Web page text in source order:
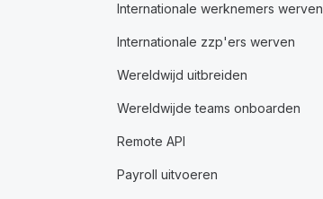
Internationale werknemers werven
Internationale zzp'ers werven
Wereldwijd uitbreiden
Wereldwijde teams onboarden
Remote API
Payroll uitvoeren